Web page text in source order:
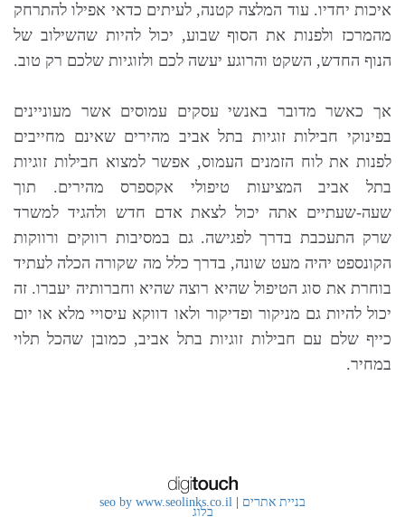
איכות יחדיו. עוד המלצה קטנה, לעיתים כדאי אפילו להתרחק
מהמרכז ולפנות את הסוף שבוע, יכול להיות שהשילוב של
הנוף החדש, השקט והרוגע יעשה לכם ולזוגיות שלכם רק טוב.
אך כאשר מדובר באנשי עסקים עמוסים אשר מעוניינים
בפינוקי חבילות זוגיות בתל אביב מהירים שאינם מחייבים
לפנות את לוח הזמנים העמוס, אפשר למצוא חבילות זוגיות
בתל אביב המציעות טיפולי אקספרס מהירים. תוך
שעה-שעתיים אתה יכול לצאת אדם חדש ולהגיד למשרד
שרק התעכבת בדרך לפגישה. גם במסיבות רווקים ורווקות
הקונספט יהיה מעט שונה, בדרך כלל מה שקורה הכלה לעתיד
בוחרת את סוג הטיפול שהיא רוצה שהיא וחברותיה יעברו. זה
יכול להיות גם מניקור ופדיקור ולאו דווקא עיסויי מלא או יום
כייף שלם עם חבילות זוגיות בתל אביב, כמובן שהכל תלוי
במחיר.
בניית אתרים seo by www.seolinks.co.il
בלוג